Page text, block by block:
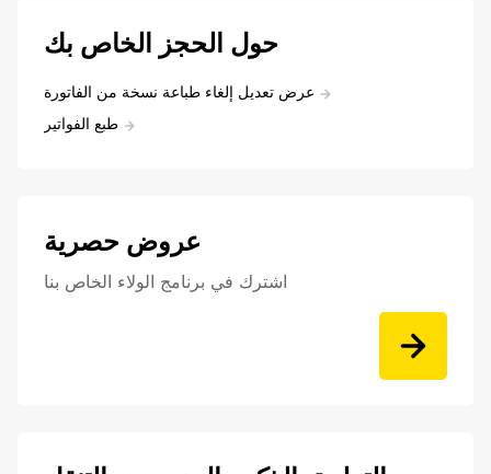
حول الحجز الخاص بك
عرض تعديل إلغاء طباعة نسخة من الفاتورة
طبع الفواتير
عروض حصرية
اشترك في برنامج الولاء الخاص بنا